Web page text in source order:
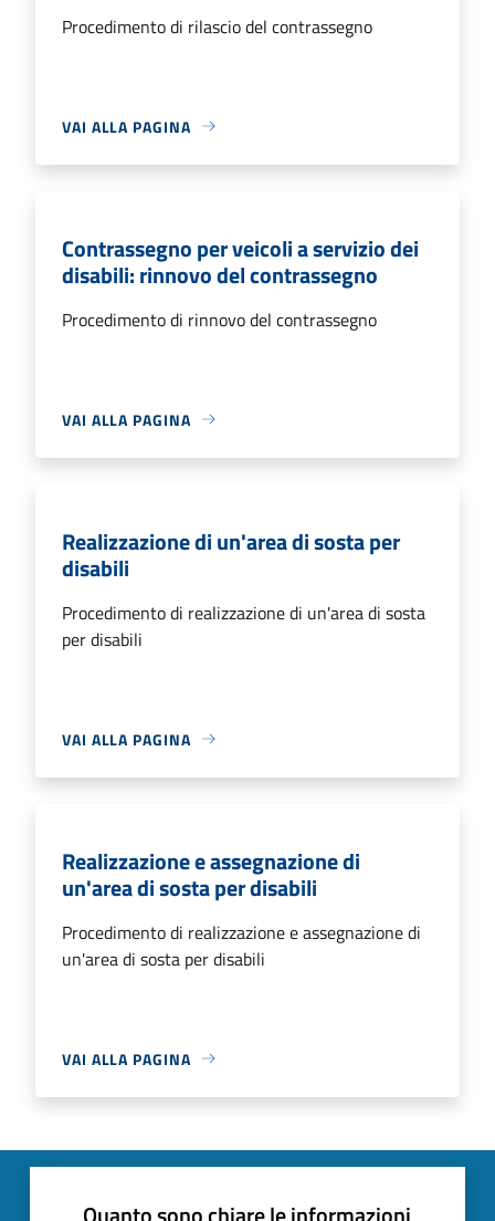
Procedimento di rilascio del contrassegno
VAI ALLA PAGINA
Contrassegno per veicoli a servizio dei
disabili: rinnovo del contrassegno
Procedimento di rinnovo del contrassegno
VAI ALLA PAGINA
Realizzazione di un'area di sosta per
disabili
Procedimento di realizzazione di un'area di sosta
per disabili
VAI ALLA PAGINA
Realizzazione e assegnazione di
un'area di sosta per disabili
Procedimento di realizzazione e assegnazione di
un'area di sosta per disabili
VAI ALLA PAGINA